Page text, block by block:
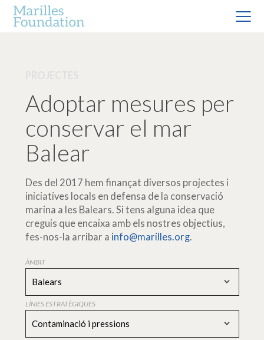
Adoptar mesures per
conservar el mar
Balear
Des del 2017 hem finançat diversos projectes i
iniciatives locals en defensa de la conservació
marina a les Balears. Si tens alguna idea que
creguis que encaixa amb els nostres objectius,
fes-nos-la arribar a info@marilles.org.
ÀMBIT
Balears
LÍNIES ESTRATÈGIQUES
Contaminació i pressions